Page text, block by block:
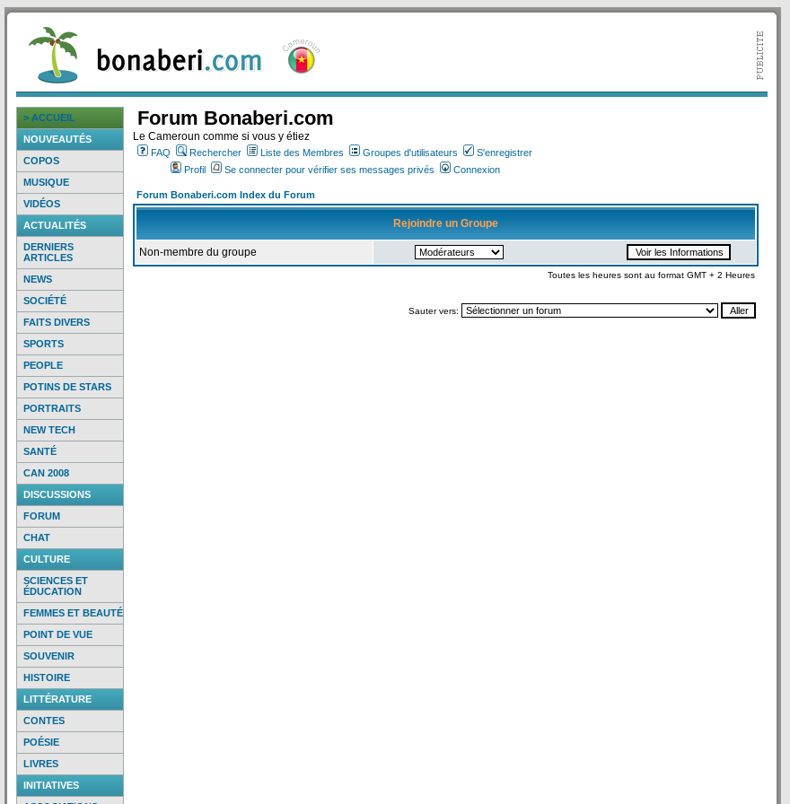
> ACCUEIL
NOUVEAUTÉS
COPOS
MUSIQUE
VIDÉOS
ACTUALITÉS
DERNIERS
ARTICLES
NEWS
SOCIÉTÉ
FAITS DIVERS
SPORTS
PEOPLE
POTINS DE STARS
PORTRAITS
NEW TECH
SANTÉ
CAN 2008
DISCUSSIONS
FORUM
CHAT
CULTURE
SCIENCES ET
ÉDUCATION
FEMMES ET BEAUTÉ
POINT DE VUE
SOUVENIR
HISTOIRE
LITTÉRATURE
CONTES
POÉSIE
LIVRES
INITIATIVES
Forum Bonaberi.com
Le Cameroun comme si vous y étiez
FAQ Rechercher Liste des Membres Groupes d'utilisateurs
S'enregistrer
Profil
Se connecter pour vérifier ses messages privés Connexion
Forum Bonaberi.com Index du Forum
Rejoindre un Groupe
Non-membre du groupe
Toutes les heures sont au format GMT + 2 Heures
Sauter vers: